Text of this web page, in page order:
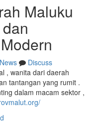
Maluku
News
Discuss
, wanita dari daerah
tantangan yang rumit .
dalam macam sektor ,